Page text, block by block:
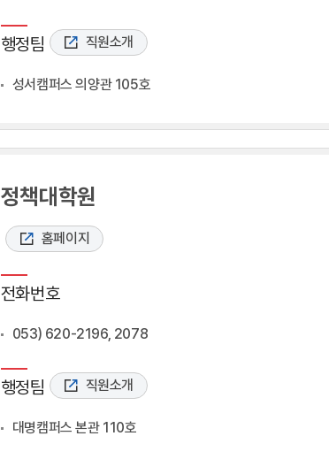
행정팀 직원소개
성서캠퍼스 의양관 105호
정책대학원
홈페이지
전화번호
053) 620-2196, 2078
행정팀 직원소개
대명캠퍼스 본관 110호